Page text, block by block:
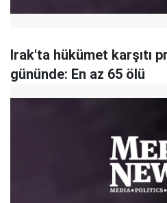
Irak'ta hükümet karşıtı
gününde: En az 65 ölü